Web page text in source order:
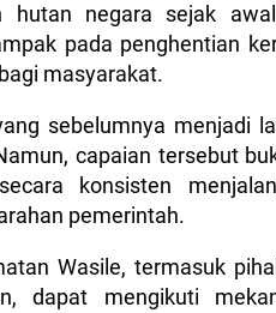
hutan negara sejak
pada penghentian
masyarakat.
sebelumnya menjadi
capaian tersebut
konsisten
pemerintah.
Wasile, termasuk
dapat mengikuti